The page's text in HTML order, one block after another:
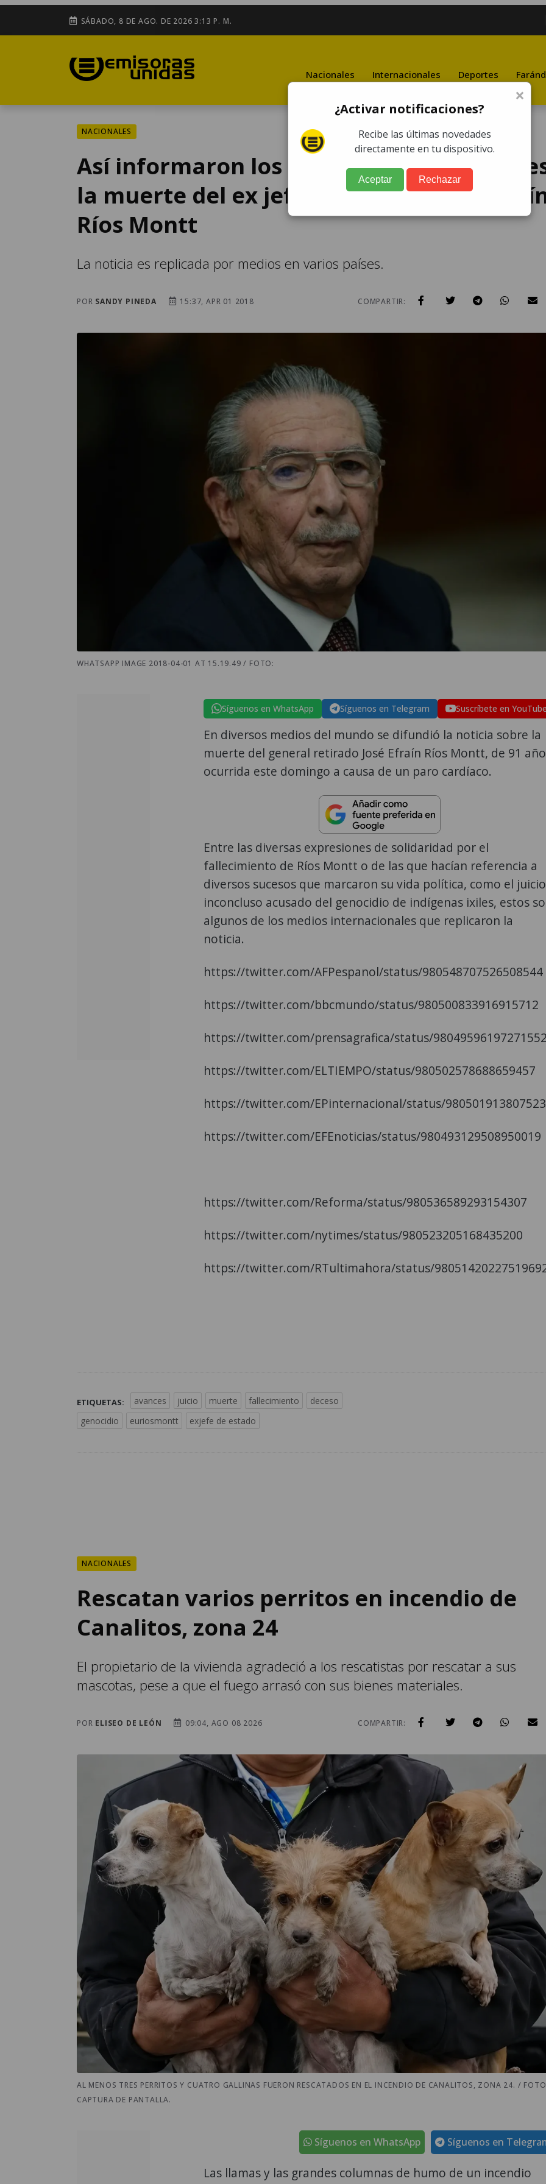
SÁBADO, 8 DE AGO. DE 2026 3:13 P. M.
Nacionales Internacionales Deportes
NACIONALES
Así informaron los medios
la muerte del ex jefe de Estado, José
Ríos Montt
La noticia es replicada por medios en varios países.
POR SANDY PINEDA 15:37, APR 01 2018 COMPARTIR:
WHATSAPP IMAGE 2018-04-01 AT 15.19.49 / FOTO:
Síguenos en WhatsApp Síguenos en Telegram Suscríbete en
En diversos medios del mundo se difundió la noticia sobre la
muerte del general retirado José Efraín Ríos Montt, de 91
ocurrida este domingo a causa de un paro cardíaco.
Entre las diversas expresiones de solidaridad por el
fallecimiento de Ríos Montt o de las que hacían referencia a
diversos sucesos que marcaron su vida política, como el juicio
inconcluso acusado del genocidio de indígenas ixiles, estos
algunos de los medios internacionales que replicaron la
noticia.
https://twitter.com/AFPespanol/status/980548707526508544
https://twitter.com/bbcmundo/status/980500833916915712
https://twitter.com/prensagrafica/status/
https://twitter.com/ELTIEMPO/status/980502578688659457
https://twitter.com/EPinternacional/status/
https://twitter.com/EFEnoticias/status/980493129508950019
https://twitter.com/Reforma/status/980536589293154307
https://twitter.com/nytimes/status/980523205168435200
https://twitter.com/RTultimahora/status/
ETIQUETAS: avances juicio muerte fallecimiento
deceso
genocidio
euriosmontt exjefe de estado
NACIONALES
Rescatan varios perritos en incendio de
Canalitos, zona 24
El propietario de la vivienda agradeció a los rescatistas por rescatar a sus
mascotas, pese a que el fuego arrasó con sus bienes materiales.
POR ELISEO DE LEÓN 09:04, AGO 08 2026 COMPARTIR:
AL MENOS TRES PERRITOS Y CUATRO GALLINAS FUERON RESCATADOS EN EL INCENDIO DE CANALITOS, ZONA 24. /
CAPTURA DE PANTALLA.
Síguenos en
Síguenos en WhatsApp
Las llamas y las grandes columnas de humo de un incendio
×
¿Activar notificaciones?
Recibe las últimas novedades
directamente en tu dispositivo.
Aceptar Rechazar